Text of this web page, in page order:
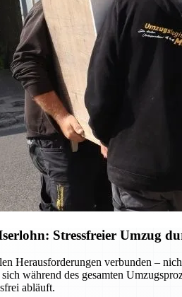
Stressfreier Umzug
Herausforderungen verbunden –
während des gesamten
abläuft.